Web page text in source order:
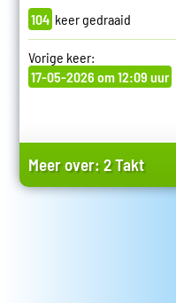
104 keer gedraaid
Vorige keer:
17-05-2026 om 12:09 uur
Meer over:2 Takt